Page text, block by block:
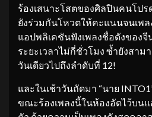
ร้องเสนาะโสตของศิลปินคนโปร
ยังร่วมกันโหวตให้คะแนนจนเพ
แอปพลิเคชันฟังเพลงชื่อดังของจี
ระยะเวลาไม่กี่ชั่วโมง ซ้ำยังสา
วันเดียวไปถึงลำดับที่ 12!
และในเช้าวันถัดมา “นาย
ขณะร้องเพลงนี้ในห้องอัดไว้บนแ